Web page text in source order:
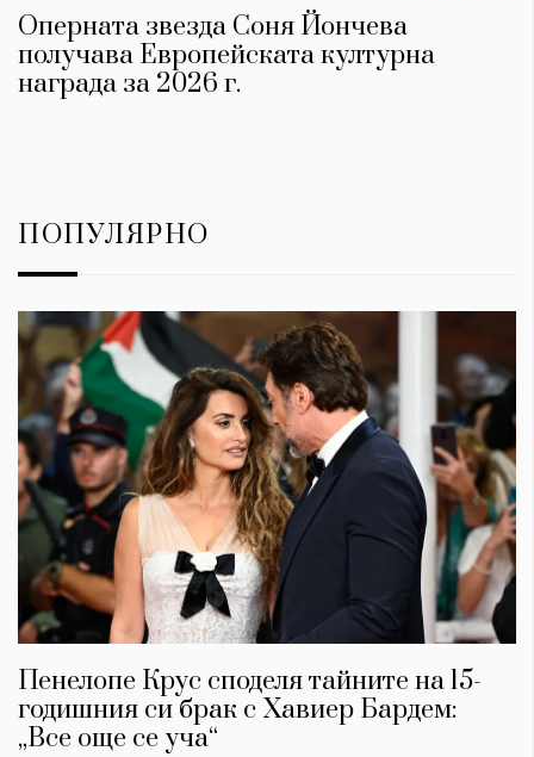
Оперната звезда Соня Йончева
получава Европейската културна
награда за 2026 г.
ПОПУЛЯРНО
Пенелопе Крус споделя тайните на 15-
годишния си брак с Хавиер Бардем:
„Все още се уча“